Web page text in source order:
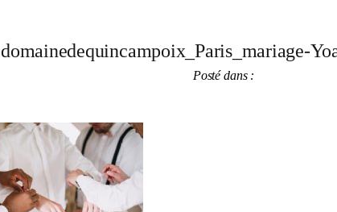
domainedequincampoix_Paris_mariage-
Posté dans :